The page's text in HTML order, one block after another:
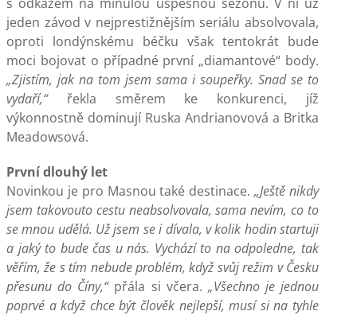
jeden závod v nejprestižnějším seriálu absolvovala,
oproti londýnskému béčku však tentokrát bude
moci bojovat o případné první „diamantové“ body.
„Zjistím, jak na tom jsem sama i soupeřky. Snad se to
vydaří,“řekla směrem ke konkurenci, jíž
výkonnostně dominují Ruska Andrianovová a Britka
Meadowsová.
První dlouhý let
Novinkou je pro Masnou také destinace.„Ještě nikdy
jsem takovouto cestu neabsolvovala, sama nevím, co to
se mnou udělá. Už jsem se i dívala, v kolik hodin startuji
a jaký to bude čas u nás. Vychází to na odpoledne, tak
věřím, že s tím nebude problém, když svůj režim v Česku
přesunu do Číny,“přála si včera. „Všechno je jednou
poprvé a když chce být člověk nejlepší, musí si na tyhle